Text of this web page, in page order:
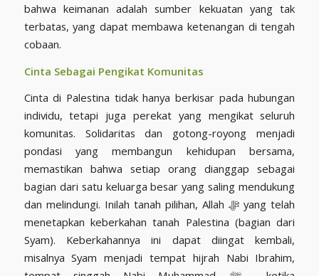
bahwa keimanan adalah sumber kekuatan yang tak
terbatas, yang dapat membawa ketenangan di tengah
cobaan.
Cinta Sebagai Pengikat Komunitas
Cinta di Palestina tidak hanya berkisar pada hubungan
individu, tetapi juga perekat yang mengikat seluruh
komunitas. Solidaritas dan gotong-royong menjadi
pondasi yang membangun kehidupan bersama,
memastikan bahwa setiap orang dianggap sebagai
bagian dari satu keluarga besar yang saling mendukung
dan melindungi. Inilah tanah pilihan, Allah ﷻ yang telah
menetapkan keberkahan tanah Palestina (bagian dari
Syam). Keberkahannya ini dapat diingat kembali,
misalnya Syam menjadi tempat hijrah Nabi Ibrahim,